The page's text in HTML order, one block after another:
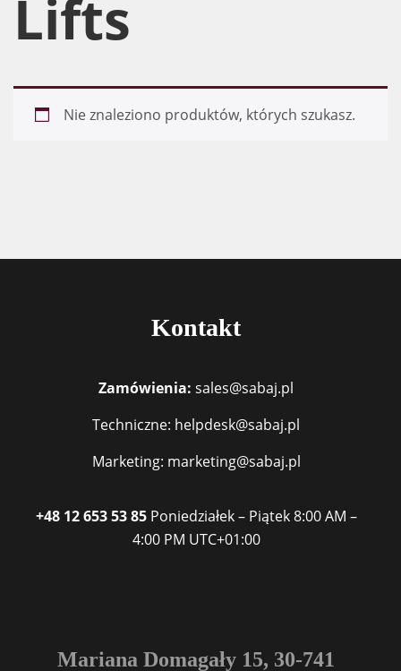
Lifts​
Nie znaleziono produktów, których szukasz.
Kontakt
Zamówienia: sales@sabaj.pl
Techniczne: helpdesk@sabaj.pl
Marketing: marketing@sabaj.pl
+48 12 653 53 85 Poniedziałek – Piątek 8:00 AM –
4:00 PM UTC+01:00
Mariana Domagały 15, 30-741